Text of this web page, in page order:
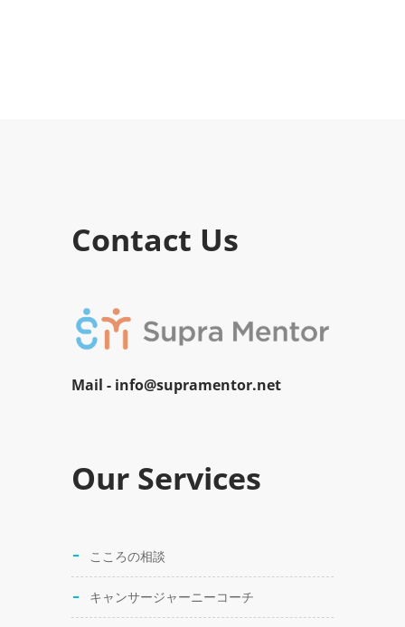
Contact Us
Mail - info@supramentor.net
Our Services
こころの相談
キャンサージャーニーコーチ